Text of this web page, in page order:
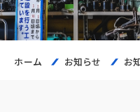
ホーム お知らせ お